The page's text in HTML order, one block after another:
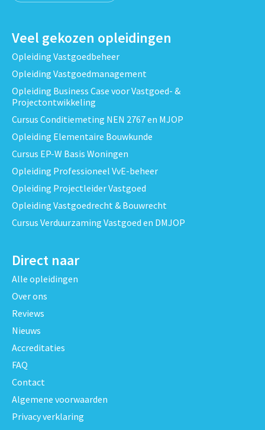
Veel gekozen opleidingen
Opleiding Vastgoedbeheer
Opleiding Vastgoedmanagement
Opleiding Business Case voor Vastgoed- &
Projectontwikkeling
Cursus Conditiemeting NEN 2767 en MJOP
Opleiding Elementaire Bouwkunde
Cursus EP-W Basis Woningen
Opleiding Professioneel VvE-beheer
Opleiding Projectleider Vastgoed
Opleiding Vastgoedrecht & Bouwrecht
Cursus Verduurzaming Vastgoed en DMJOP
Direct naar
Alle opleidingen
Over ons
Reviews
Nieuws
Accreditaties
FAQ
Contact
Algemene voorwaarden
Privacy verklaring